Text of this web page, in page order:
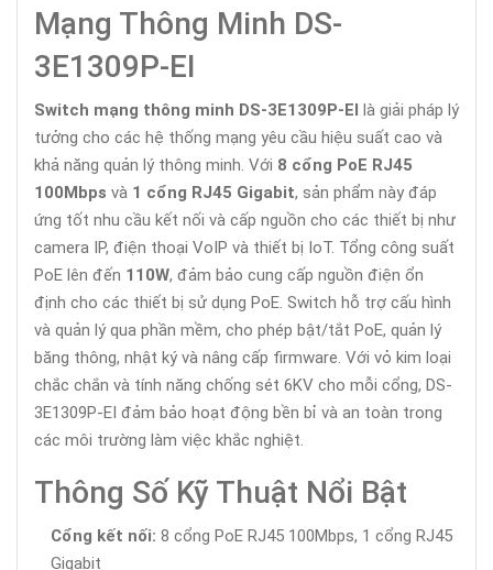
Mạng Thông Minh DS-
3E1309P-EI
Switch mạng thông minh DS-3E1309P-EI là giải pháp lý
tưởng cho các hệ thống mạng yêu cầu hiệu suất cao và
khả năng quản lý thông minh. Với 8 cổng PoE RJ45
100Mbps và 1 cổng RJ45 Gigabit, sản phẩm này đáp
ứng tốt nhu cầu kết nối và cấp nguồn cho các thiết bị như
camera IP, điện thoại VoIP và thiết bị IoT. Tổng công suất
PoE lên đến 110W, đảm bảo cung cấp nguồn điện ổn
định cho các thiết bị sử dụng PoE. Switch hỗ trợ cấu hình
và quản lý qua phần mềm, cho phép bật/tắt PoE, quản lý
băng thông, nhật ký và nâng cấp firmware. Với vỏ kim loại
chắc chắn và tính năng chống sét 6KV cho mỗi cổng, DS-
3E1309P-EI đảm bảo hoạt động bền bỉ và an toàn trong
các môi trường làm việc khắc nghiệt.
Thông Số Kỹ Thuật Nổi Bật
Cổng kết nối: 8 cổng PoE RJ45 100Mbps, 1 cổng RJ45
Gigabit